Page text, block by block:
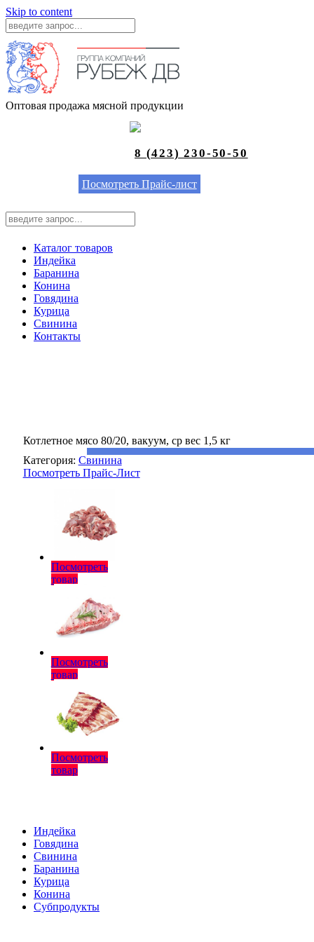
Skip to content
Оптовая продажа мясной продукции
8 (423) 230-50-50
Посмотреть Прайс-лист
Каталог товаров
Индейка
Баранина
Конина
Говядина
Курица
Свинина
Контакты
Котлетное мясо 80/20, вакуум, ср вес 1,5 кг
Категория: Свинина
Посмотреть Прайс-Лист
Посмотреть
товар
Посмотреть
товар
Посмотреть
товар
Индейка
Говядина
Свинина
Баранина
Курица
Конина
Субпродукты